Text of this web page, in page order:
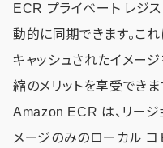
ECR プライベート レジ
動的に同期できます。こ
キャッシュされたイメー
縮のメリットを享受できま
Amazon ECR は、リージ
メージのみのローカル